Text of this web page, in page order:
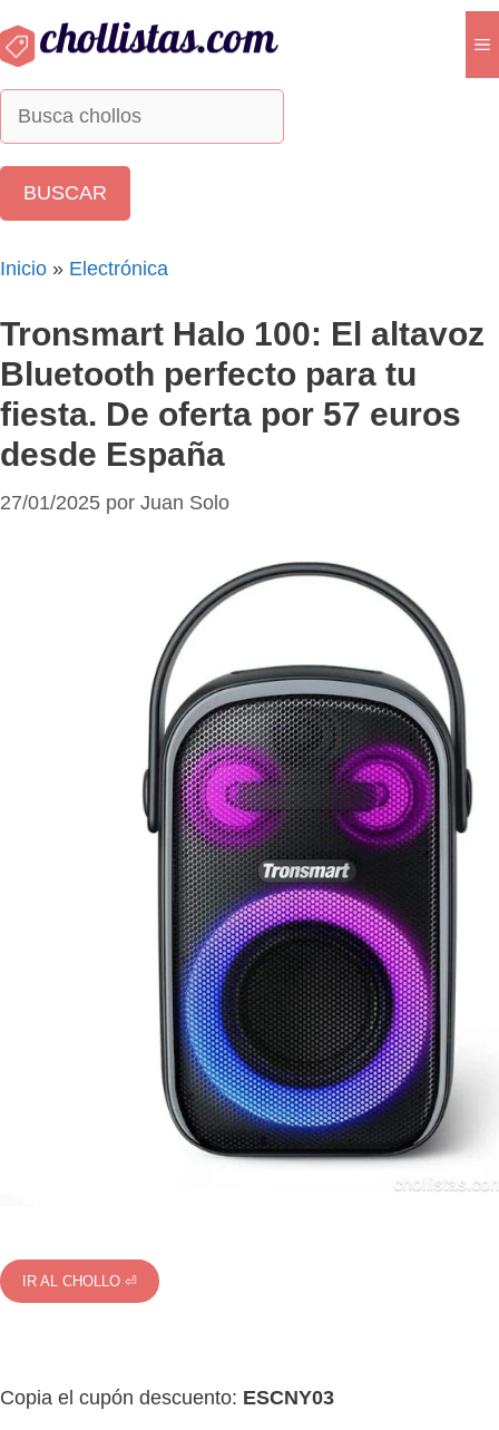
al
contenido
Inicio » Electrónica
Tronsmart Halo 100: El altavoz
Bluetooth perfecto para tu
fiesta. De oferta por 57 euros
desde España
27/01/2025 por Juan Solo
IR AL CHOLLO ⏎
Copia el cupón descuento: ESCNY03